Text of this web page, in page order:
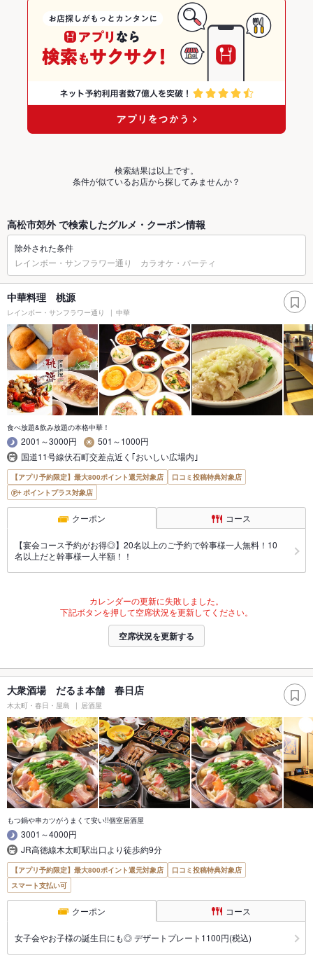
検索結果は以上です。
条件が似ているお店から探してみませんか？
高松市郊外 で検索したグルメ・クーポン情報
除外された条件
レインボー・サンフラワー通り カラオケ・パーティ
中華料理 桃源
レインボー・サンフラワー通り 中華
食べ放題&飲み放題の本格中華！
2001～3000円
501～1000円
国道11号線伏石町交差点近く｢おいしい広場内｣
【アプリ予約限定】最大800ポイント還元対象店
口コミ投稿特典対象店
ポイントプラス対象店
クーポン コース
【宴会コース予約がお得◎】20名以上のご予約で幹事様一人無料！10
名以上だと幹事様一人半額！！
カレンダーの更新に失敗しました。
下記ボタンを押して空席状況を更新してください。
空席状況を更新する
大衆酒場 だるま本舗 春日店
木太町・春日・屋島 居酒屋
もつ鍋や串カツがうまくて安い!!個室居酒屋
3001～4000円
JR高徳線木太町駅出口より徒歩約9分
【アプリ予約限定】最大800ポイント還元対象店
口コミ投稿特典対象店
スマート支払い可
クーポン コース
女子会やお子様の誕生日にも◎ デザートプレート1100円(税込)